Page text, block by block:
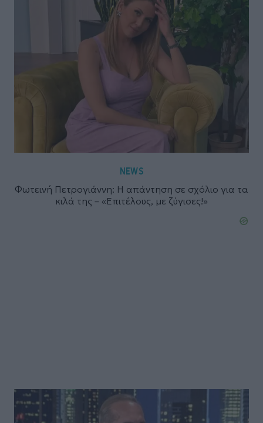
NEWS
Φωτεινή Πετρογιάννη: Η απάντηση σε σχόλιο για τα
κιλά της – «Επιτέλους, με ζύγισες!»